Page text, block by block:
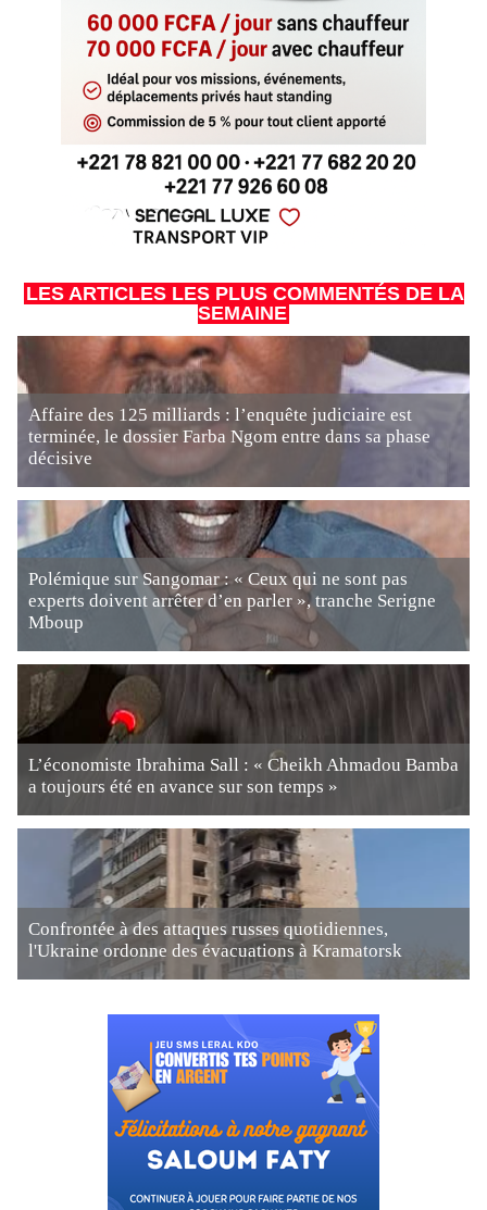
LES ARTICLES LES PLUS COMMENTÉS DE LA
SEMAINE
Affaire des 125 milliards : l’enquête judiciaire est
terminée, le dossier Farba Ngom entre dans sa phase
décisive
Polémique sur Sangomar : « Ceux qui ne sont pas
experts doivent arrêter d’en parler », tranche Serigne
Mboup
L’économiste Ibrahima Sall : « Cheikh Ahmadou Bamba
a toujours été en avance sur son temps »
Confrontée à des attaques russes quotidiennes,
l'Ukraine ordonne des évacuations à Kramatorsk